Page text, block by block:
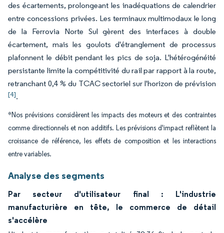
des écartements, prolongeant les inadéquations de calendrier
entre concessions privées. Les terminaux multimodaux le long
de la Ferrovia Norte Sul gèrent des interfaces à double
écartement, mais les goulots d'étranglement de processus
plafonnent le débit pendant les pics de soja. L'hétérogénéité
persistante limite la compétitivité du rail par rapport à la route,
retranchant 0,4 % du TCAC sectoriel sur l'horizon de prévision
[4].
*Nos prévisions considèrent les impacts des moteurs et des contraintes
comme directionnels et non additifs. Les prévisions d'impact reflètent la
croissance de référence, les effets de composition et les interactions
entre variables.
Analyse des segments
Par secteur d'utilisateur final : L'industrie
manufacturière en tête, le commerce de détail
s'accélère